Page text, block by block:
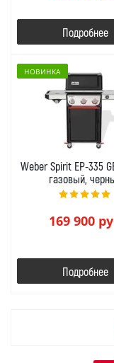
Подробнее
НОВИНКА
Weber Spirit EP-335
газовый,
169 900
Подробнее